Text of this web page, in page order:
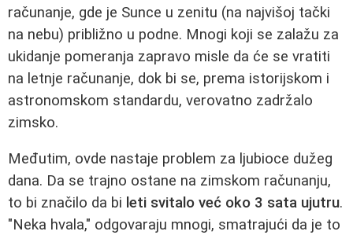
računanje, gde je Sunce u zenitu (na najvišoj tački
na nebu) približno u podne. Mnogi koji se zalažu za
ukidanje pomeranja zapravo misle da će se vratiti
na letnje računanje, dok bi se, prema istorijskom i
astronomskom standardu, verovatno zadržalo
zimsko.
Međutim, ovde nastaje problem za ljubioce dužeg
dana. Da se trajno ostane na zimskom računanju,
to bi značilo da bi leti svitalo već oko 3 sata ujutru.
"Neka hvala," odgovaraju mnogi, smatrajući da je to